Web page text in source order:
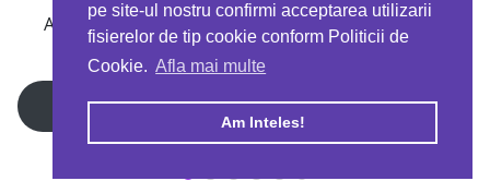
pe site-ul nostru confirmi acceptarea utilizarii
fisierelor de tip cookie conform Politicii de
Cookie. Afla mai multe
Am Inteles!
Copyright © 2026 EAT & TRACK S.R.L
Ai 40%reducere la orice comandă folosind codul
EATTRACK
Profită acum